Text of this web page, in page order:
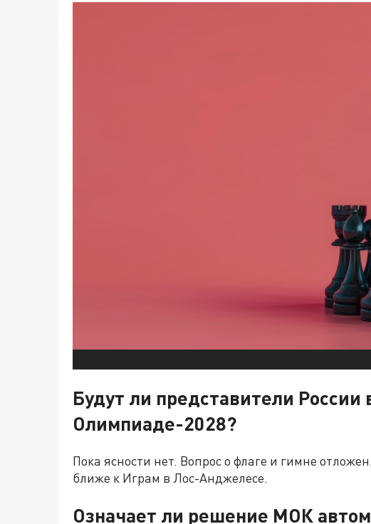
Будут ли представители
Олимпиаде-2028?
Пока ясности нет. Вопрос о флаге и гимне
ближе к Играм в Лос-Анджелесе.
Означает ли решение МОК